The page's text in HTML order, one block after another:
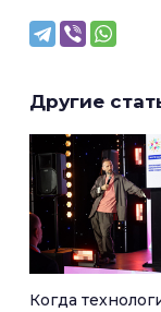
Другие
Когда